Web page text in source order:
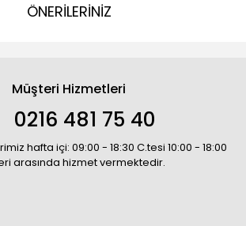
ÖNERİLERİNİZ
Müşteri Hizmetleri
0216 481 75 40
hafta içi: 09:00 - 18:30 C.tesi 10:00 - 18:00
arasında hizmet vermektedir.